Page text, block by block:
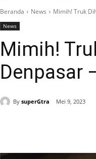
Beranda News Mimih! Truk
News
Mimih!
Denpasar
By superGtra Mei 9, 2023